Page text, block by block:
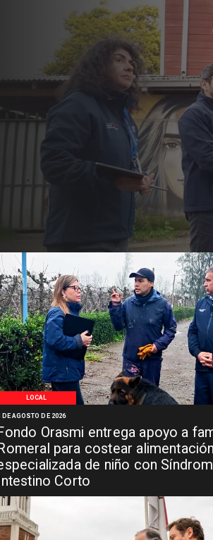
LOCAL
Orasmi entrega apoyo a
para costear alimentación
de niño con
Intestino Corto
DE AGOSTO DE 2026